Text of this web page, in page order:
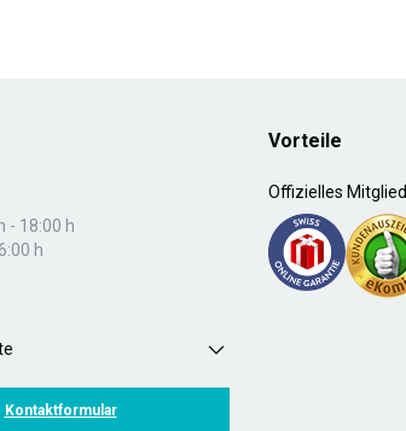
- 18:00 h
h
Kontaktformular
Vorteile
Offizielles